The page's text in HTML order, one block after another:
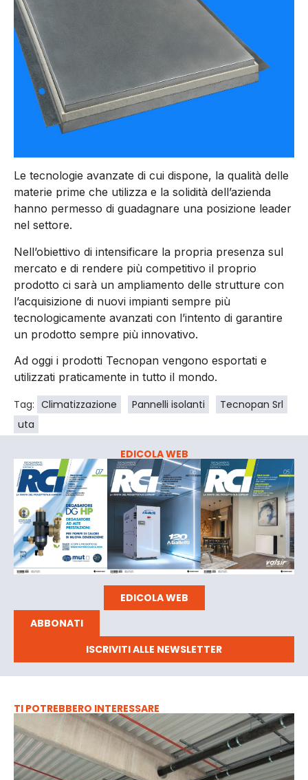
Le tecnologie avanzate di cui dispone, la qualità delle
materie prime che utilizza e la solidità dell’azienda
hanno permesso di guadagnare una posizione leader
nel settore.
Nell’obiettivo di intensificare la propria presenza sul
mercato e di rendere più competitivo il proprio
prodotto ci sarà un ampliamento delle strutture con
l’acquisizione di nuovi impianti sempre più
tecnologicamente avanzati con l’intento di garantire
un prodotto sempre più innovativo.
Ad oggi i prodotti Tecnopan vengono esportati e
utilizzati praticamente in tutto il mondo.
Tag: Climatizzazione Pannelli isolanti
Tecnopan Srl
uta
EDICOLA WEB
EDICOLA WEB
ABBONATI
ISCRIVITI ALLE NEWSLETTER
TI POTREBBERO INTERESSARE